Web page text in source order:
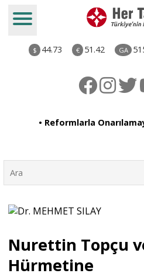
$ 44.73 € 51.42 GA
• Reformlarla
Nurettin Topçu
Hürmetine